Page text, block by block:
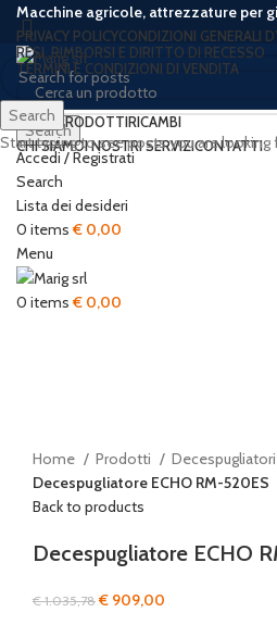
Macchine agricole, attrezzature per
PRIVACY POLICYCONDIZIONI GENERALI
RESI, RIMBORSI E DIRITTO DI RECESSO
TERMINI E CONDIZIONI DI VENDITA
Search
Accedi / Registrati
Search
Lista dei desideri
0 items € 0,00
Menu
0 items € 0,00
HOME PRODOTTIRICAMBI
CHI SIAMOI NOSTRI SERVIZICONTATTI
-12%
Click to enlarge
Home Prodotti Decespugliatori
Decespugliatore ECHO RM-520ES
Back to products
Decespugliatore ECHO
€1.035,78Il€ 909,00
Search
Start typing to see posts you are looking